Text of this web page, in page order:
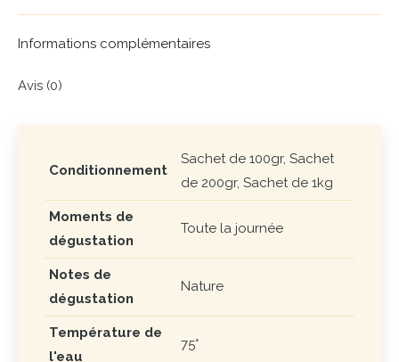
Informations complémentaires
Avis (0)
Conditionnement
Sachet de 100gr, Sachet
de 200gr, Sachet de 1kg
Moments de
dégustation
Toute la journée
Notes de
dégustation
Nature
Température de
l'eau
75°